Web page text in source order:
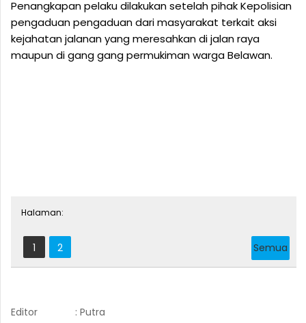
Penangkapan pelaku dilakukan setelah pihak Kepolisian
pengaduan pengaduan dari masyarakat terkait aksi
kejahatan jalanan yang meresahkan di jalan raya
maupun di gang gang permukiman warga Belawan.
Halaman:
1 2 Semua
Editor : Putra